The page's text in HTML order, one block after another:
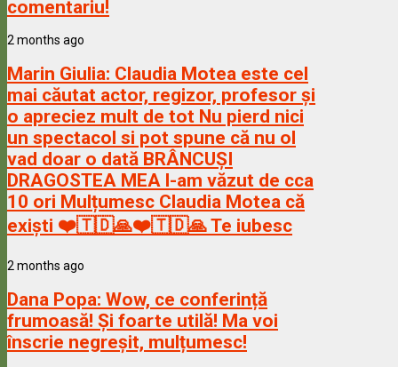
comentariu!
2 months ago
Marin Giulia: Claudia Motea este cel
mai căutat actor, regizor, profesor și
o apreciez mult de tot Nu pierd nici
un spectacol si pot spune că nu ol
vad doar o dată BRÂNCUȘI
DRAGOSTEA MEA l-am văzut de cca
10 ori Mulțumesc Claudia Motea că
exiști ❤️🇹🇩🙏❤️🇹🇩🙏 Te iubesc
2 months ago
Dana Popa: Wow, ce conferință
frumoasă! Și foarte utilă! Ma voi
înscrie negreșit, mulțumesc!